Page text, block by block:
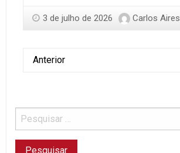
3 de julho de 2026 Carlos Aires
Anterior